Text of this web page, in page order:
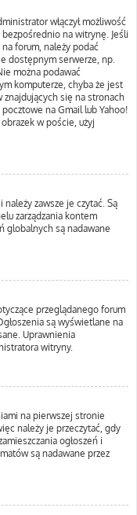
włączył możliwość
bezpośrednio na witrynę. Jeśli
forum, należy podać
dostępnym serwerze, np.
można podawać
komputerze, chyba że jest
się na stronach
na Gmail lub Yahoo!
w poście, użyj
zawsze je czytać. Są
zarządzania kontem
globalnych są nadawane
przeglądanego forum
są wyświetlane na
Uprawnienia
witryny.
na pierwszej stronie
należy je przeczytać, gdy
ogłoszeń i
są nadawane przez